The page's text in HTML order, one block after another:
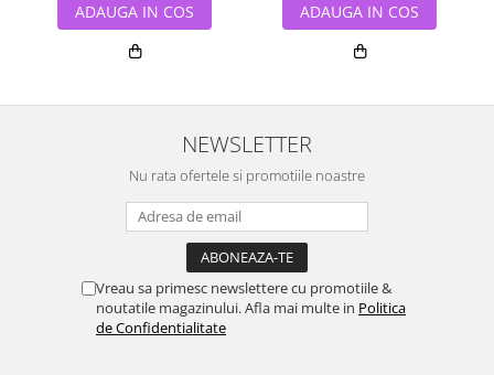
ADAUGA IN COS ADAUGA IN COS
NEWSLETTER
Nu rata ofertele si promotiile noastre
Vreau sa primesc newslettere cu promotiile &
noutatile magazinului. Afla mai multe in Politica
de Confidentialitate